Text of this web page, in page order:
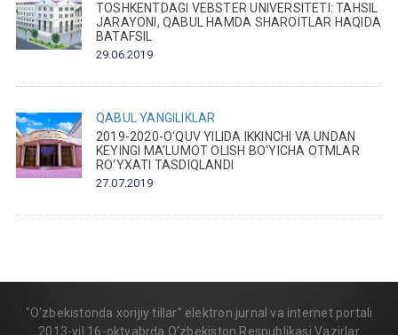
TOSHKENTDAGI VEBSTER UNIVERSITETI: TAHSIL
JARAYONI, QABUL HAMDA SHAROITLAR HAQIDA
BATAFSIL
29.06.2019
QABUL
YANGILIKLAR
2019-2020-O‘QUV YILIDA IKKINCHI VA UNDAN
KEYINGI MA’LUMOT OLISH BO‘YICHA OTMLAR
RO‘YXATI TASDIQLANDI
27.07.2019
"O‘zbekistonda xorijiy tillar" elektron jurnal va internet portali
2013-yil 16-oktyabrda O‘zbekiston Respublikasi Vazirlar